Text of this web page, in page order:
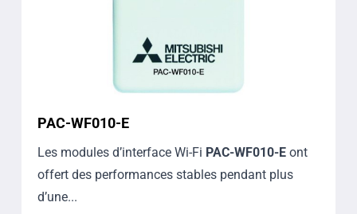
PAC-WF010-E
Les modules d’interface Wi-Fi PAC-WF010-Eont
offert des performances stables pendant plus
d’une...